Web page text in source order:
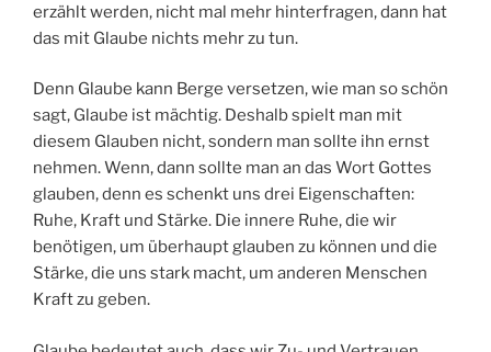
erzählt werden, nicht mal mehr hinterfragen, dann hat
das mit Glaube nichts mehr zu tun.
Denn Glaube kann Berge versetzen, wie man so schön
sagt, Glaube ist mächtig. Deshalb spielt man mit
diesem Glauben nicht, sondern man sollte ihn ernst
nehmen. Wenn, dann sollte man an das Wort Gottes
glauben, denn es schenkt uns drei Eigenschaften:
Ruhe, Kraft und Stärke. Die innere Ruhe, die wir
benötigen, um überhaupt glauben zu können und die
Stärke, die uns stark macht, um anderen Menschen
Kraft zu geben.